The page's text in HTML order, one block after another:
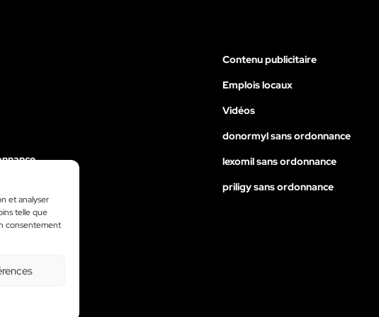
et analyser
telle que
consentement
Contenu publicitaire
Emplois locaux
Vidéos
donormyl sans ordonnance
lexomil sans ordonnance
priligy sans ordonnance